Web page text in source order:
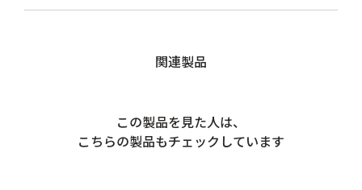
関連製品
この製品を見た人は、
こちらの製品もチェックしています